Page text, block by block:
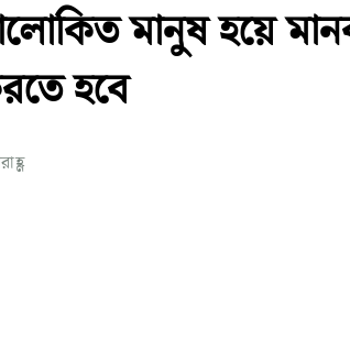
মানুষ হয়ে
হবে